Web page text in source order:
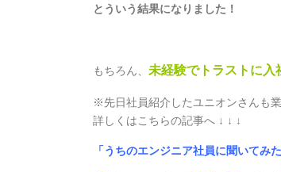
とういう結果になりました！
もちろん、 未経験でトラストに入
※先日社員紹介したユニオンさんも
詳しくはこちらの記事へ ↓ ↓ ↓
「うちのエンジニア社員に聞いてみ